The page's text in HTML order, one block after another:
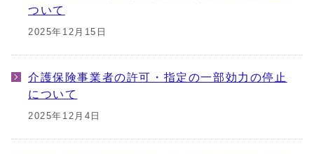
ついて
2025年12月15日
介護保険事業者の許可・指定の一部効力の停止
について
2025年12月4日